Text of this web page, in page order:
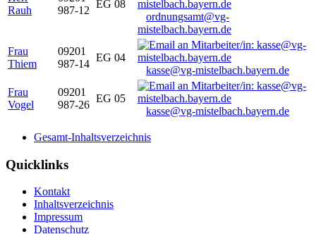
Rauh
987-12
EG 08
ordnungsamt@vg-
mistelbach.bayern.de
Frau
Thiem
09201
987-14
EG 04
kasse@vg-mistelbach.bayern.de
Frau
Vogel
09201
987-26
EG 05
kasse@vg-mistelbach.bayern.de
Gesamt-Inhaltsverzeichnis
Quicklinks
Kontakt
Inhaltsverzeichnis
Impressum
Datenschutz